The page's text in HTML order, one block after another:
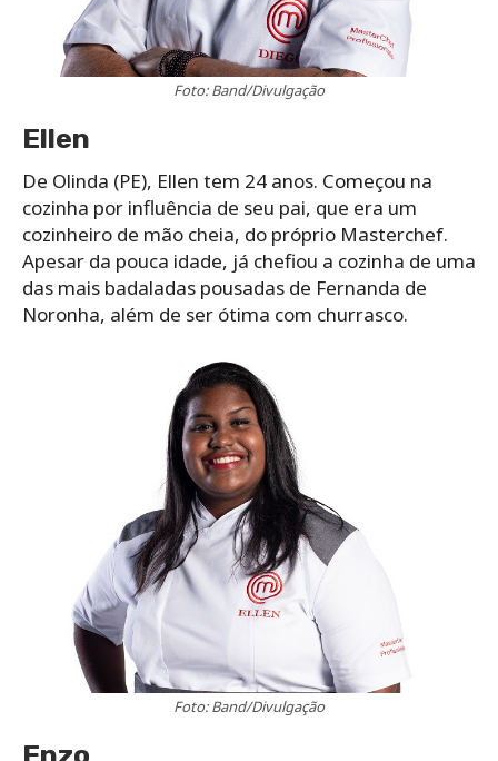
Foto: Band/Divulgação
Ellen
De Olinda (PE), Ellen tem 24 anos. Começou na
cozinha por influência de seu pai, que era um
cozinheiro de mão cheia, do próprio Masterchef.
Apesar da pouca idade, já chefiou a cozinha de uma
das mais badaladas pousadas de Fernanda de
Noronha, além de ser ótima com churrasco.
Foto: Band/Divulgação